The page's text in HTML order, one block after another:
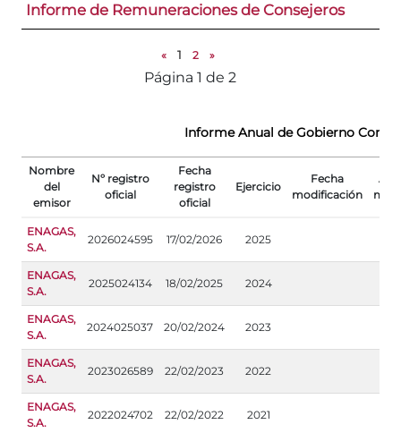
Informe de Remuneraciones de Consejeros
« 1 2 »
Página 1 de 2
Informe Anual de Gobierno
Nombre
del
emisor
Nº registro
oficial
Fecha
registro
oficial
Ejercicio
Fecha
modificación
ENAGAS,
S.A.
2026024595 17/02/2026 2025
ENAGAS,
S.A.
2025024134 18/02/2025 2024
ENAGAS,
S.A.
2024025037 20/02/2024 2023
ENAGAS,
S.A.
2023026589 22/02/2023 2022
ENAGAS,
S.A.
2022024702 22/02/2022 2021